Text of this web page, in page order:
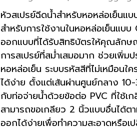
หัวสเปรย์ฉีดน้ำสำหรับหอหล่อเย็นแ
สำหรับการใช้งานในหอหล่อเย็นแบ
ออกแบบที่ได้รับสิทธิบัตรให้คุณลักษ
การสเปรย์ที่สม่ำเสมอมาก ช่วยเพิ่ม
หอหล่อเย็น ระบบรหัสสีที่ไม่เหมือนใ
ได้ง่าย ตั้งแต่เส้นผ่านศูนย์กลาง
กับท่อจ่ายน้ำด้วยข้อต่อ PVC ที่ใช้เ
สามารถขอเกลียว 2 นิ้วแบบอื่นได้
ออกได้ง่ายเพื่อทำความสะอาดหรือเ